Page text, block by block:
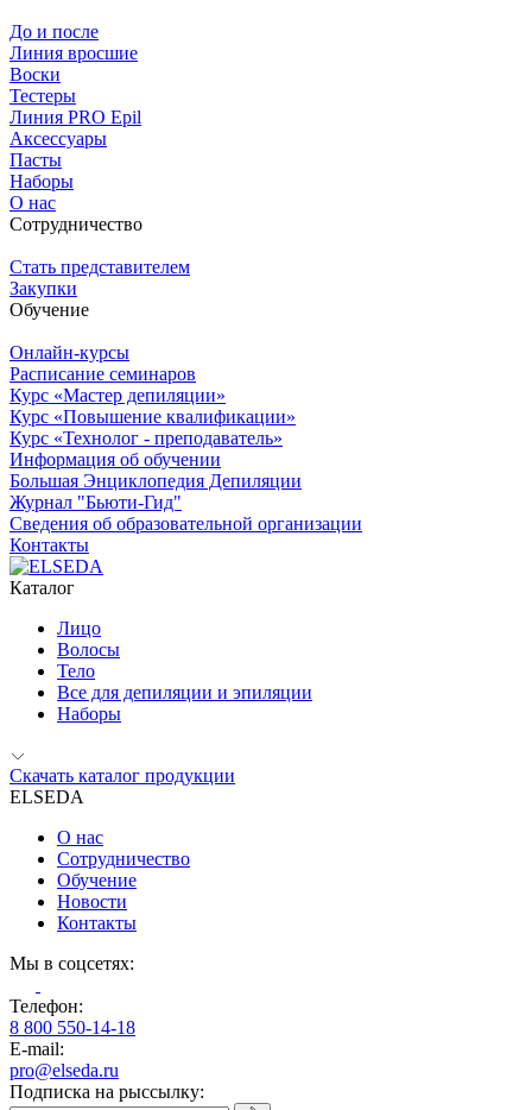
До и после
Линия вросшие
Воски
Тестеры
Линия PRO Epil
Аксессуары
Пасты
Наборы
О нас
Сотрудничество
Стать представителем
Закупки
Обучение
Онлайн-курсы
Расписание семинаров
Курс «Мастер депиляции»
Курс «Повышение квалификации»
Курс «Технолог - преподаватель»
Информация об обучении
Большая Энциклопедия Депиляции
Журнал "Бьюти-Гид"
Сведения об образовательной организации
Контакты
Каталог
Лицо
Волосы
Тело
Все для депиляции и эпиляции
Наборы
Скачать каталог продукции
ELSEDA
О нас
Сотрудничество
Обучение
Новости
Контакты
Мы в соцсетях:
Телефон:
8 800 550-14-18
E-mail:
pro@elseda.ru
Подписка на рыссылку: